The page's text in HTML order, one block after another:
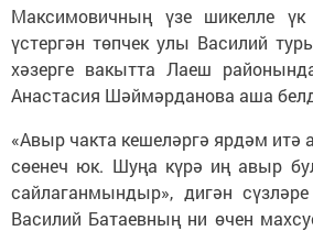
Максимовичның үзе шикелле
үстергән төпчек улы Василий
хәзерге вакытта Лаеш
Анастасия Шәймәрданова аша
«Авыр чакта кешеләргә ярдәм итә
сөенеч юк. Шуңа күрә иң авыр
сайлаганмындыр», дигән
Василий Батаевның ни өчен